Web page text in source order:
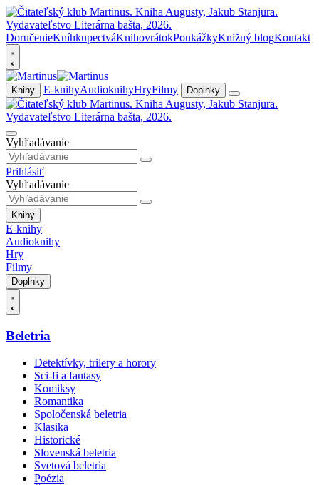
DoručenieKníhkupectváKnihovrátokPoukážkyKnižný blogKontakt
Knihy E-knihyAudioknihyHryFilmy Doplnky
Vyhľadávanie
Prihlásiť
Vyhľadávanie
Knihy
E-knihy
Audioknihy
Hry
Filmy
Doplnky
Beletria
Detektívky, trilery a horory
Sci-fi a fantasy
Komiksy
Romantika
Spoločenská beletria
Klasika
Historické
Slovenská beletria
Svetová beletria
Poézia